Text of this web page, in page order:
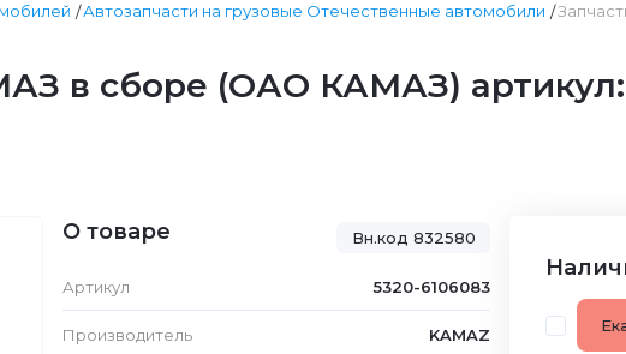
Автозапчасти на грузовые Отечественные автомобили
в сборе (ОАО КАМАЗ) артикул:
Вн.код 832580
О товаре
Артикул 5320-6106083
Производитель KAMAZ